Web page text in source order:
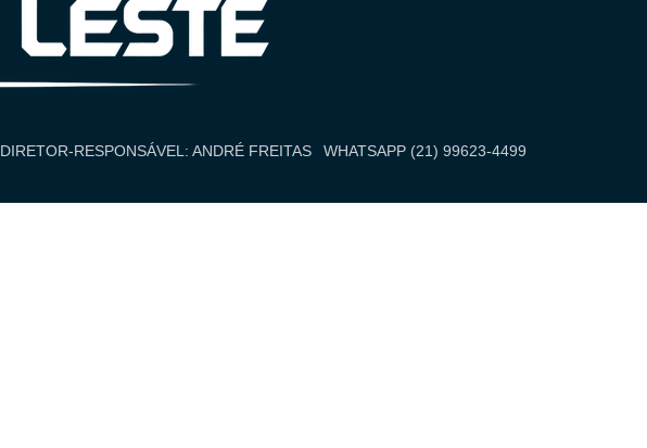
DIRETOR-RESPONSÁVEL: ANDRÉ FREITAS WHATSAPP (21) 99623-4499